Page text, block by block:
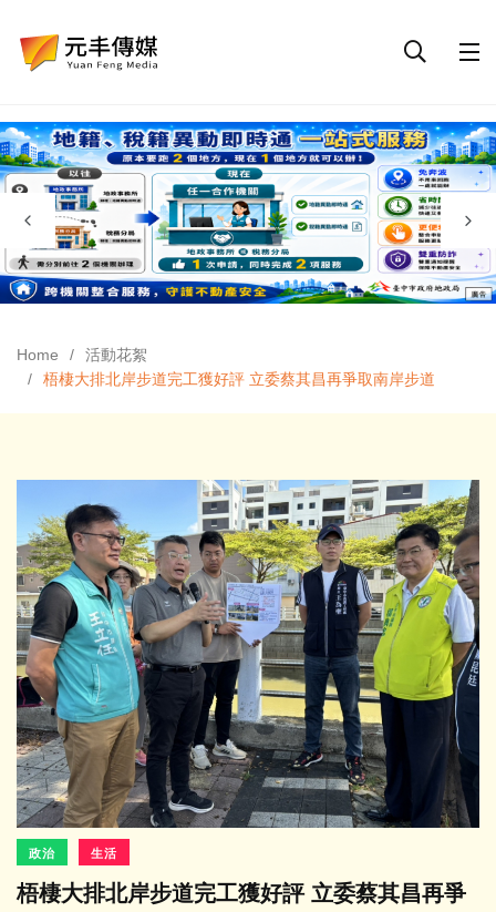
Home
活動花絮
梧棲大排北岸步道完工獲好評 立委蔡其昌再爭取南岸步道
政治 生活
梧棲大排北岸步道完工獲好評 立委蔡其昌再爭